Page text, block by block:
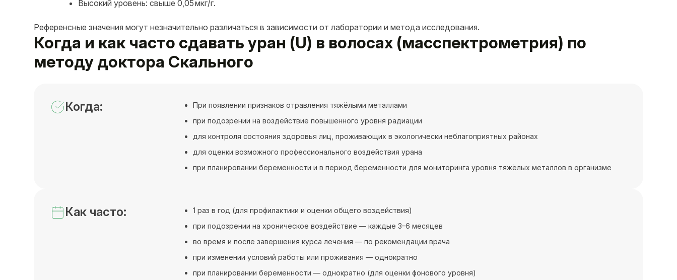
Высокий уровень: свыше 0,05 мкг/г.
Референсные значения могут незначительно различаться в зависимости от лаборатории и метода исследования.
Когда и как часто сдавать уран (U) в волосах (масспектрометрия) по
методу доктора Скального
Когда:
При появлении признаков отравления тяжёлыми металлами
при подозрении на воздействие повышенного уровня радиации
для контроля состояния здоровья лиц, проживающих в экологически неблагоприятных районах
для оценки возможного профессионального воздействия урана
при планировании беременности и в период беременности для мониторинга уровня тяжёлых металлов в организме
Как часто:
1 раз в год (для профилактики и оценки общего воздействия)
при подозрении на хроническое воздействие — каждые 3–6 месяцев
во время и после завершения курса лечения — по рекомендации врача
при изменении условий работы или проживания — однократно
при планировании беременности — однократно (для оценки фонового уровня)